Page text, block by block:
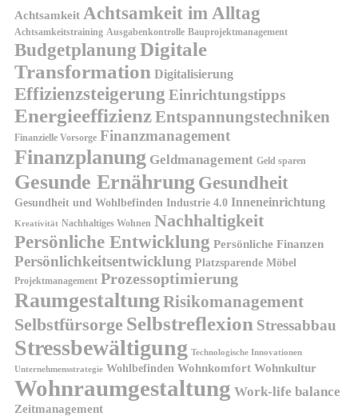
Achtsamkeit Achtsamkeit im Alltag
Achtsamkeitstraining Ausgabenkontrolle Bauprojektmanagement
BudgetplanungDigitale
Transformation Digitalisierung
Effizienzsteigerung Einrichtungstipps
EnergieeffizienzEntspannungstechniken
Finanzielle Vorsorge Finanzmanagement
Finanzplanung Geldmanagement Geld sparen
Gesunde Ernährung Gesundheit
Gesundheit und Wohlbefinden Industrie 4.0 Inneneinrichtung
Kreativität Nachhaltiges Wohnen Nachhaltigkeit
Persönliche Entwicklung Persönliche Finanzen
Persönlichkeitsentwicklung Platzsparende Möbel
Projektmanagement Prozessoptimierung
Raumgestaltung Risikomanagement
Selbstfürsorge Selbstreflexion Stressabbau
Stressbewältigung Technologische Innovationen
Unternehmensstrategie Wohlbefinden Wohnkomfort Wohnkultur
Wohnraumgestaltung Work-life balance
Zeitmanagement